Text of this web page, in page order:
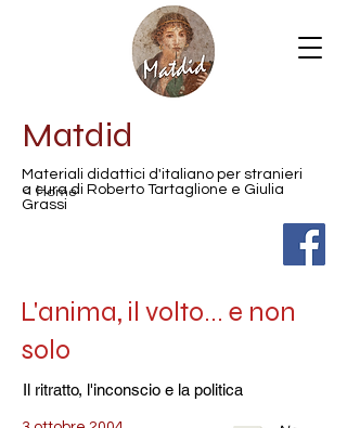
Matdid
Materiali didattici d'italiano per stranieri
a cura di Roberto Tartaglione e Giulia
Grassi
< Home
L'anima, il volto... e non
solo
Il ritratto, l'inconscio e la politica